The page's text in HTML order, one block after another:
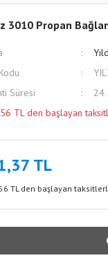
3010 Propan
Süresi
24
TL den başlayan
TL
TL den başlayan